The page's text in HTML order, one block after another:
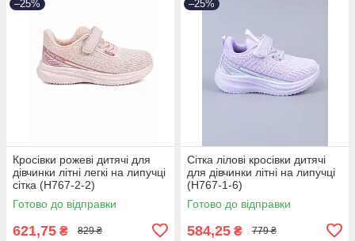
–25%
Кросівки рожеві дитячі для
дівчинки літні легкі на липучці
сітка (H767-2-2)
Готово до відправки
621,75 ₴ 829 ₴
–25%
Сітка лілові кросівки дитячі
для дівчинки літні на липучці
(H767-1-6)
Готово до відправки
584,25 ₴ 779 ₴